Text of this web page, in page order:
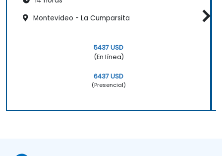
Montevideo - La Cumparsita
5437 USD
(En línea)
6437 USD
(Presencial)